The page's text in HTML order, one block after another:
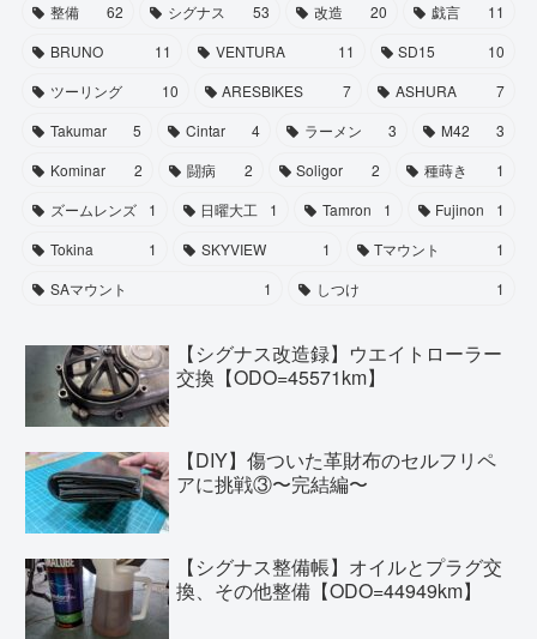
整備 62 シグナス 53 改造 20 戯言
11
BRUNO
11 VENTURA 11 SD15
10
ツーリング
10 ARESBIKES 7 ASHURA
7
Takumar
5 Cintar 4 ラーメン 3 M42
3
Kominar
2 闘病 2 Soligor 2 種蒔き
1
ズームレンズ
1 日曜大工 1 Tamron 1 Fujinon
1
Tokina
1 SKYVIEW 1 Tマウント
1
SAマウント
1 しつけ 1
【シグナス改造録】ウエイトローラー
交換【ODO=45571km】
【DIY】傷ついた革財布のセルフリペ
アに挑戦③〜完結編〜
【シグナス整備帳】オイルとプラグ交
換、その他整備【ODO=44949km】